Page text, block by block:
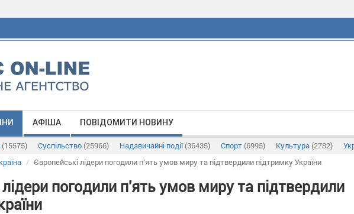
АФІША ПОВІДОМИТИ НОВИНУ
(15575) Суспільство (25966) Надзвичайні події (36435) Спорт (6995) Культура (2782)
Європейські лідери погодили п'ять умов миру та підтвердили підтримку України
погодили п'ять умов миру та підтвердили